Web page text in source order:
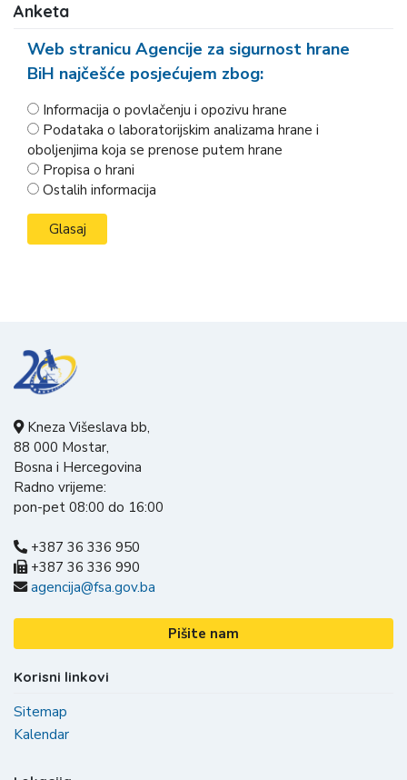
Anketa
Web stranicu Agencije za sigurnost hrane
BiH najčešće posjećujem zbog:
Informacija o povlačenju i opozivu hrane
Podataka o laboratorijskim analizama hrane i
oboljenjima koja se prenose putem hrane
Propisa o hrani
Ostalih informacija
Kneza Višeslava bb,
88 000 Mostar,
Bosna i Hercegovina
Radno vrijeme:
pon-pet 08:00 do 16:00
+387 36 336 950
+387 36 336 990
agencija@fsa.gov.ba
Pišite nam
Korisni linkovi
Sitemap
Kalendar